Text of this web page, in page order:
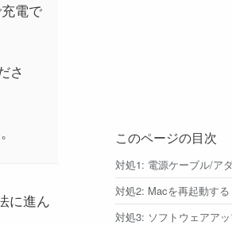
電で
さ
に進ん
このページの目次
対処1: 電源ケーブル/ア
対処2: Macを再起動する
対処3: ソフトウェアア